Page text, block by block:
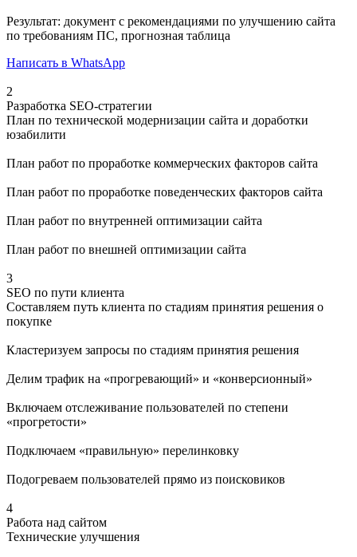
Результат: документ с рекомендациями по улучшению сайта
по требованиям ПС, прогнозная таблица
Написать в WhatsApp
2
Разработка SEO-стратегии
План по технической модернизации сайта и доработки
юзабилити
План работ по проработке коммерческих факторов сайта
План работ по проработке поведенческих факторов сайта
План работ по внутренней оптимизации сайта
План работ по внешней оптимизации сайта
3
SEO по пути клиента
Составляем путь клиента по стадиям принятия решения о
покупке
Кластеризуем запросы по стадиям принятия решения
Делим трафик на «прогревающий» и «конверсионный»
Включаем отслеживание пользователей по степени
«прогретости»
Подключаем «правильную» перелинковку
Подогреваем пользователей прямо из поисковиков
4
Работа над сайтом
Технические улучшения